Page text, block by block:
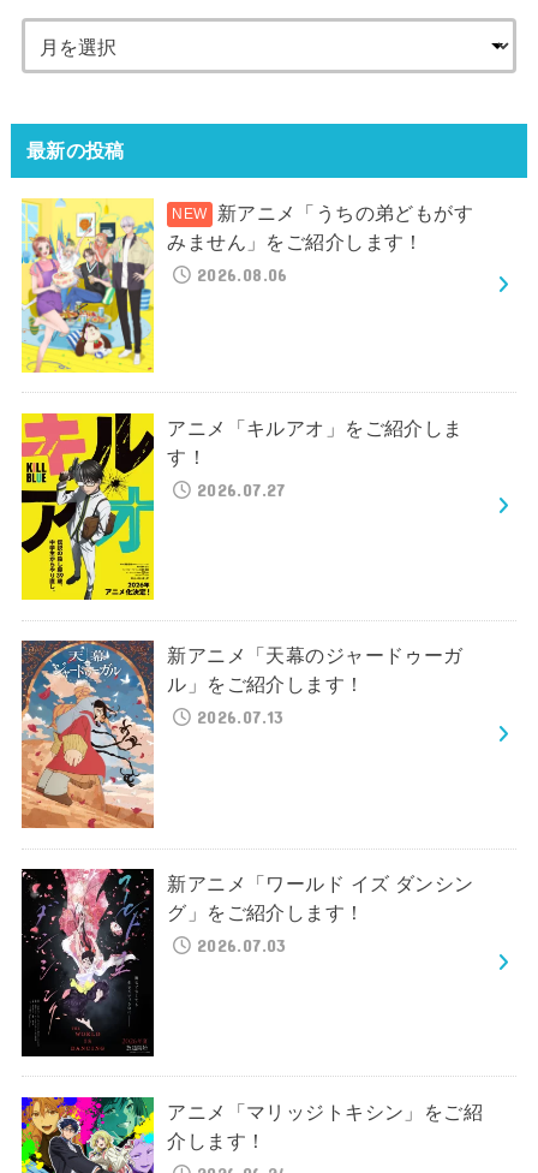
最新の投稿
新アニメ「うちの弟どもがす
みません」をご紹介します！
2026.08.06
アニメ「キルアオ」をご紹介しま
す！
2026.07.27
新アニメ「天幕のジャードゥーガ
ル」をご紹介します！
2026.07.13
新アニメ「ワールド イズ ダンシン
グ」をご紹介します！
2026.07.03
アニメ「マリッジトキシン」をご紹
介します！